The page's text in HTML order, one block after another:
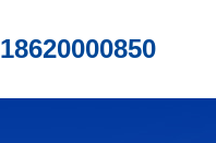
18620000850